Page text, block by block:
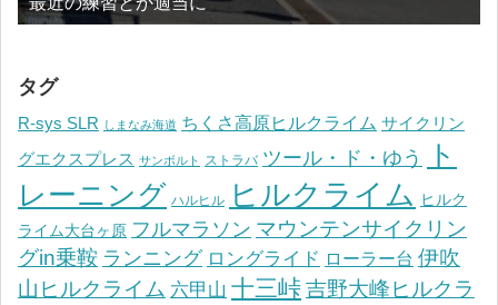
タグ
R-sys SLR しまなみ海道 ちくさ高原ヒルクライム サイクリン
グエクスプレス サンボルト ストラバ ツール・ド・ゆう
ト
レーニング ハルヒル ヒルクライム ヒルク
ライム大台ヶ原 フルマラソン マウンテンサイクリン
グin乗鞍 ランニング ロングライド ローラー台 伊吹
山ヒルクライム 六甲山 十三峠吉野大峰ヒルクラ